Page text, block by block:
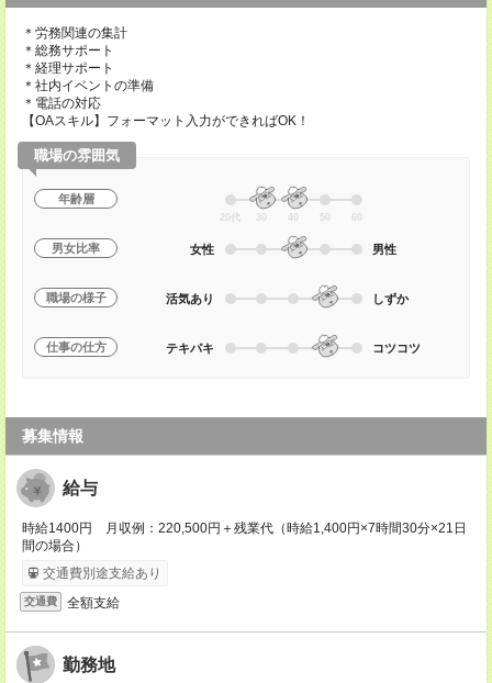
＊労務関連の集計
＊総務サポート
＊経理サポート
＊社内イベントの準備
＊電話の対応
【OAスキル】フォーマット入力ができればOK！
職場の雰囲気
年齢層
20代 30 40 50 60
男女比率 女性 男性
職場の様子 活気あり しずか
仕事の仕方 テキパキ コツコツ
募集情報
給与
時給1400円 月収例：220,500円＋残業代（時給1,400円×7時間30分×21日
間の場合）
交通費別途支給あり
交通費 全額支給
勤務地